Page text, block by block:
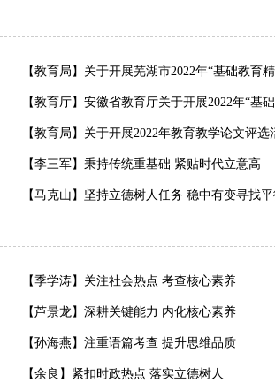
【教育局】关于开展2022年教育教学论文评选
【李三军】秉持传统重基础 紧贴时代立意高
【马克山】坚持立德树人任务 稳中有变寻找
【季学涛】关注社会热点 考查核心素养
【芦景龙】深耕关键能力 内化核心素养
【孙海燕】注重语篇考查 提升思维品质
【余良】紧扣时政热点 落实立德树人